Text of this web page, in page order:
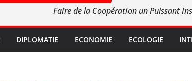
Faire de la Coopération un Puissant
DIPLOMATIE ECONOMIE ECOLOGIE